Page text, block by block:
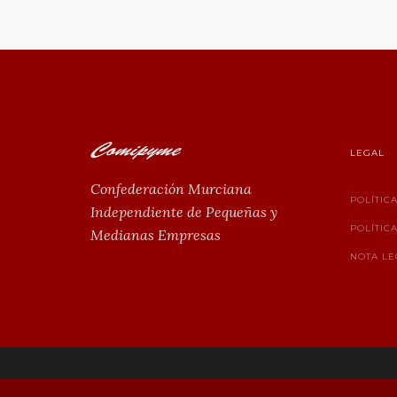
Confederación Murciana
Independiente de Pequeñas y
Medianas Empresas
LEGAL
NOTA
© 2026perfilcontacto.com